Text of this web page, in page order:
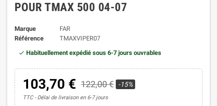
POUR TMAX 500 04-07
Marque
FAR
Référence
TMAXVIPER07
Habituellement expédié sous 6-7 jours ouvrables
103,70 € 122,00 € -15%
TTC Délai de livraison en 6-7 jours